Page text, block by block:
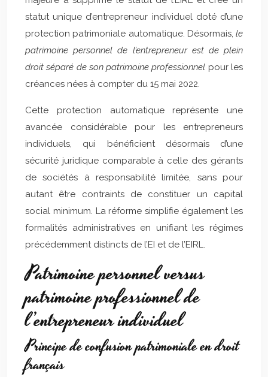
statut unique d’entrepreneur individuel doté d’une
protection patrimoniale automatique. Désormais, le
patrimoine personnel de l’entrepreneur est de plein
droit séparé de son patrimoine professionnel pour les
créances nées à compter du 15 mai 2022.
Cette protection automatique représente une
avancée considérable pour les entrepreneurs
individuels, qui bénéficient désormais d’une
sécurité juridique comparable à celle des gérants
de sociétés à responsabilité limitée, sans pour
autant être contraints de constituer un capital
social minimum. La réforme simplifie également les
formalités administratives en unifiant les régimes
précédemment distincts de l’EI et de l’EIRL.
Patrimoine personnel versus
patrimoine professionnel de
l’entrepreneur individuel
Principe de confusion patrimoniale en droit
français